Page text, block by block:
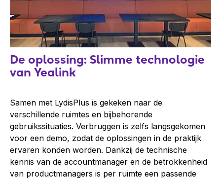
De oplossing: Slimme technologie
van Yealink
Samen met LydisPlus is gekeken naar de
verschillende ruimtes en bijbehorende
gebruikssituaties. Verbruggen is zelfs langsgekomen
voor een demo, zodat de oplossingen in de praktijk
ervaren konden worden. Dankzij de technische
kennis van de accountmanager en de betrokkenheid
van productmanagers is per ruimte een passende